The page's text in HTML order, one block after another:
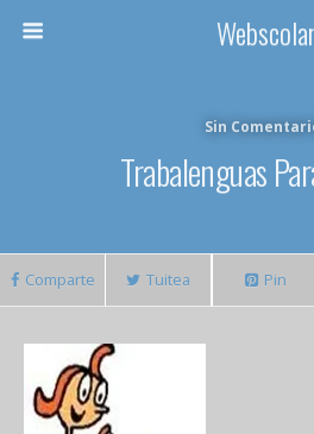
Webscolar
Sin
Trabalenguas
Comparte Tuitea Pin